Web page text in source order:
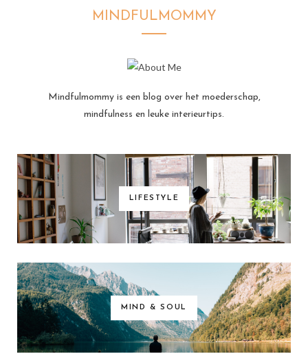
MINDFULMOMMY
Mindfulmommy is een blog over het moederschap,
mindfulness en leuke interieurtips.
LIFESTYLE
MIND & SOUL